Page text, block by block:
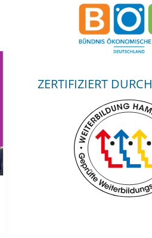
ZERTIFIZIERT DURCH